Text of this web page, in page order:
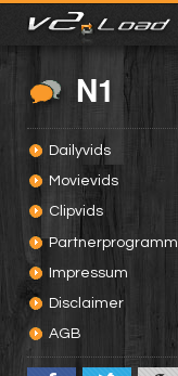
N1
Dailyvids
Movievids
Clipvids
Partnerprogramm
Impressum
Disclaimer
AGB